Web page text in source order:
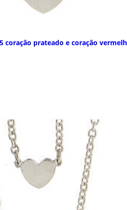
coração prateado e coração